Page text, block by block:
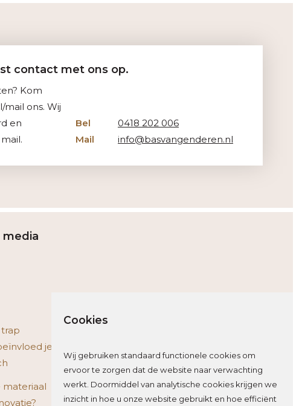
contact met ons op.
Kom
mail ons. Wij
en
Bel
0418 202 006
Mail
info@basvangenderen.nl
media
je
materiaal
Cookies
Wij gebruiken standaard functionele cookies om
ervoor te zorgen dat de website naar verwachting
werkt. Doormiddel van analytische cookies krijgen we
inzicht in hoe u onze website gebruikt en hoe efficiënt